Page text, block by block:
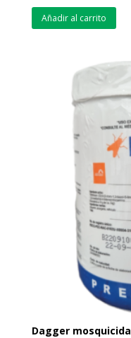
Añadir al carrito
Dagger mosquicida